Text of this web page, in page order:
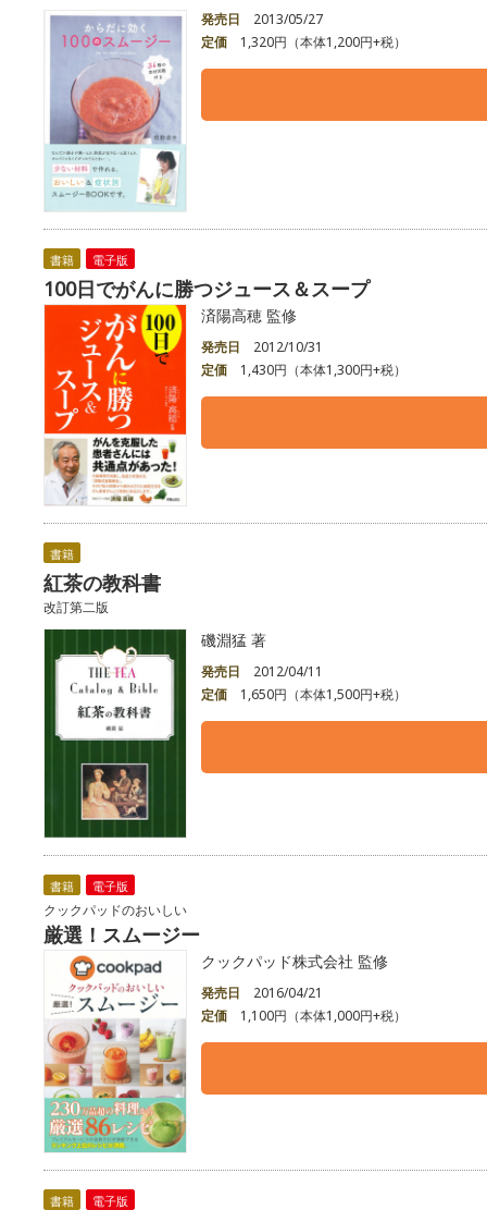
発売日
2013/05/27
定価
1,320円（本体1,200円+税）
書籍 電子版
100日でがんに勝つジュース＆スープ
済陽高穂 監修
発売日
2012/10/31
定価
1,430円（本体1,300円+税）
書籍
紅茶の教科書
改訂第二版
磯淵猛 著
発売日
2012/04/11
定価
1,650円（本体1,500円+税）
書籍 電子版
クックパッドのおいしい
厳選！スムージー
クックパッド株式会社 監修
発売日
2016/04/21
定価
1,100円（本体1,000円+税）
書籍 電子版